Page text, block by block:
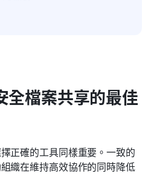
全檔案共享的最佳
正確的工具同樣重要。一致的
織在維持高效協作的同時降低